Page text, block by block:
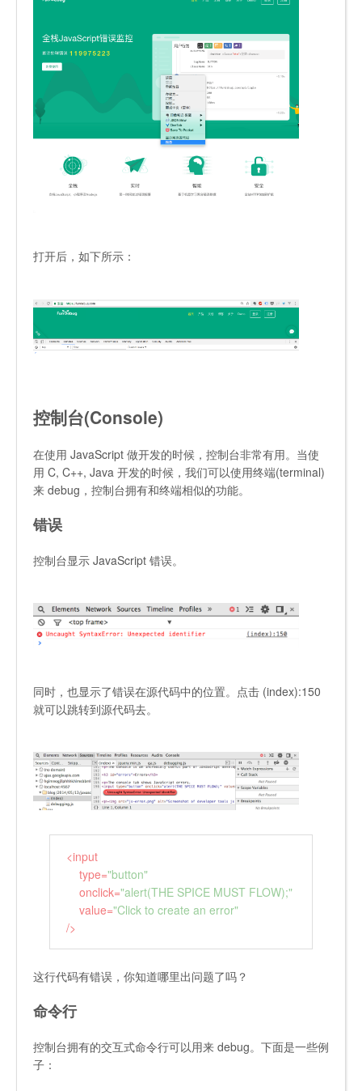
打开后，如下所示：
控制台(Console)
在使用 JavaScript 做开发的时候，控制台非常有用。当使
用 C, C++, Java 开发的时候，我们可以使用终端(terminal)
来 debug，控制台拥有和终端相似的功能。
错误
控制台显示 JavaScript 错误。
同时，也显示了错误在源代码中的位置。点击 (index):150
就可以跳转到源代码去。
<input
type="button"
onclick="alert(THE SPICE MUST FLOW);"
value="Click to create an error"
/>
这行代码有错误，你知道哪里出问题了吗？
命令行
控制台拥有的交互式命令行可以用来 debug。下面是一些例
子：